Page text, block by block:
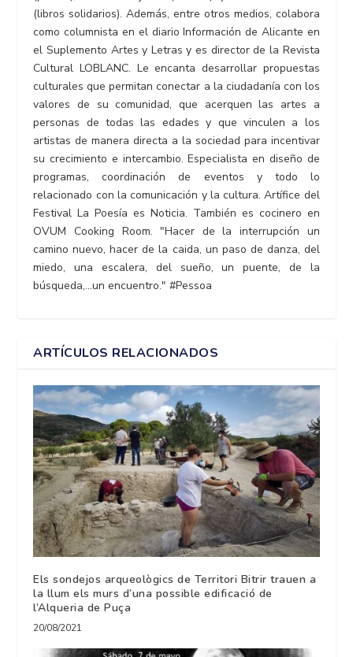
(libros solidarios). Además, entre otros medios, colabora
como columnista en el diario Información de Alicante en
el Suplemento Artes y Letras y es director de la Revista
Cultural LOBLANC. Le encanta desarrollar propuestas
culturales que permitan conectar a la ciudadanía con los
valores de su comunidad, que acerquen las artes a
personas de todas las edades y que vinculen a los
artistas de manera directa a la sociedad para incentivar
su crecimiento e intercambio. Especialista en diseño de
programas, coordinación de eventos y todo lo
relacionado con la comunicación y la cultura. Artífice del
Festival La Poesía es Noticia. También es cocinero en
OVUM Cooking Room. "Hacer de la interrupción un
camino nuevo, hacer de la caida, un paso de danza, del
miedo, una escalera, del sueño, un puente, de la
búsqueda,...un encuentro." #Pessoa
ARTÍCULOS RELACIONADOS
Els sondejos arqueològics de Territori Bitrir trauen a
la llum els murs d’una possible edificació de
l’Alqueria de Puça
20/08/2021